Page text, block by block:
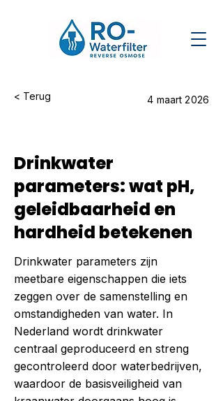
< Terug 4 maart 2026
Drinkwater
parameters: wat pH,
geleidbaarheid en
hardheid betekenen
Drinkwater parameters zijn
meetbare eigenschappen die iets
zeggen over de samenstelling en
omstandigheden van water. In
Nederland wordt drinkwater
centraal geproduceerd en streng
gecontroleerd door waterbedrijven,
waardoor de basisveiligheid van